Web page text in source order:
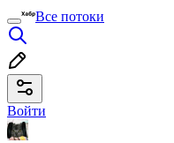
Все потоки
Войти